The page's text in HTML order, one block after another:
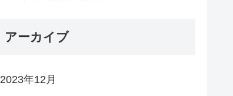
アーカイブ
2023年12月